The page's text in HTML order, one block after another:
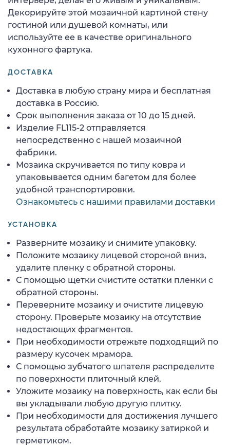
Декорируйте этой мозаичной картиной стену
гостиной или душевой комнаты, или
используйте ее в качестве оригинального
кухонного фартука.
ДОСТАВКА
Доставка в любую страну мира и бесплатная
доставка в Россию.
Срок выполнения заказа от 10 до 15 дней.
Изделие FL115-2 отправляется
непосредственно с нашей мозаичной
фабрики.
Мозаика скручивается по типу ковра и
упаковывается одним багетом для более
удобной транспортировки.
Ознакомьтесь с нашими правилами доставки
УСТАНОВКА
Разверните мозаику и снимите упаковку.
Положите мозаику лицевой стороной вниз,
удалите пленку с обратной стороны.
С помощью щетки счистите остатки пленки с
обратной стороны.
Переверните мозаику и очистите лицевую
сторону. Проверьте мозаику на отсутствие
недостающих фрагментов.
При необходимости отрежьте подходящий по
размеру кусочек мрамора.
С помощью зубчатого шпателя распределите
по поверхности плиточный клей.
Уложите мозаику на поверхность, как если бы
вы укладывали любую другую плитку.
При необходимости для достижения лучшего
результата обработайте мозаику затиркой и
герметиком.